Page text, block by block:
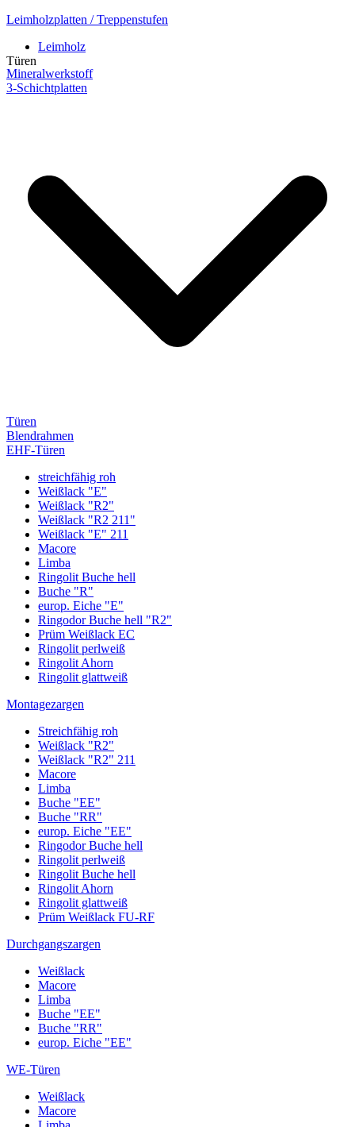
Leimholzplatten / Treppenstufen
Leimholz
Mineralwerkstoff
3-Schichtplatten
Türen
Türen
Blendrahmen
EHF-Türen
streichfähig roh
Weißlack "E"
Weißlack "R2"
Weißlack "R2 211"
Weißlack "E" 211
Macore
Limba
Ringolit Buche hell
Buche "R"
europ. Eiche "E"
Ringodor Buche hell "R2"
Prüm Weißlack EC
Ringolit perlweiß
Ringolit Ahorn
Ringolit glattweiß
Montagezargen
Streichfähig roh
Weißlack "R2"
Weißlack "R2" 211
Macore
Limba
Buche "EE"
Buche "RR"
europ. Eiche "EE"
Ringodor Buche hell
Ringolit perlweiß
Ringolit Buche hell
Ringolit Ahorn
Ringolit glattweiß
Prüm Weißlack FU-RF
Durchgangszargen
Weißlack
Macore
Limba
Buche "EE"
Buche "RR"
europ. Eiche "EE"
WE-Türen
Weißlack
Macore